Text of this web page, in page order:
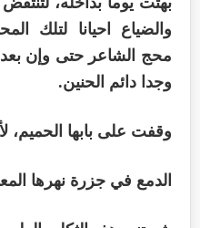
والضياع احيانا لتلك
محج الشاعر حتى وإن
وجدا دائم الحنين.
وقفت على بابها الحميم،
الدمع في جزرة نهرها